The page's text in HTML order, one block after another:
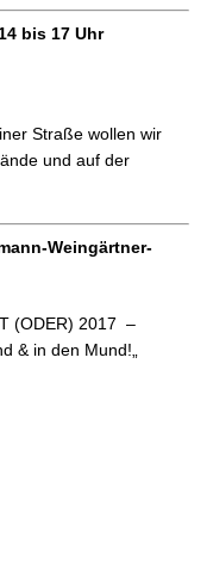
bis 17 Uhr
Straße wollen wir
und auf der
Weingärtner-
(ODER) 2017 –
& in den Mund!